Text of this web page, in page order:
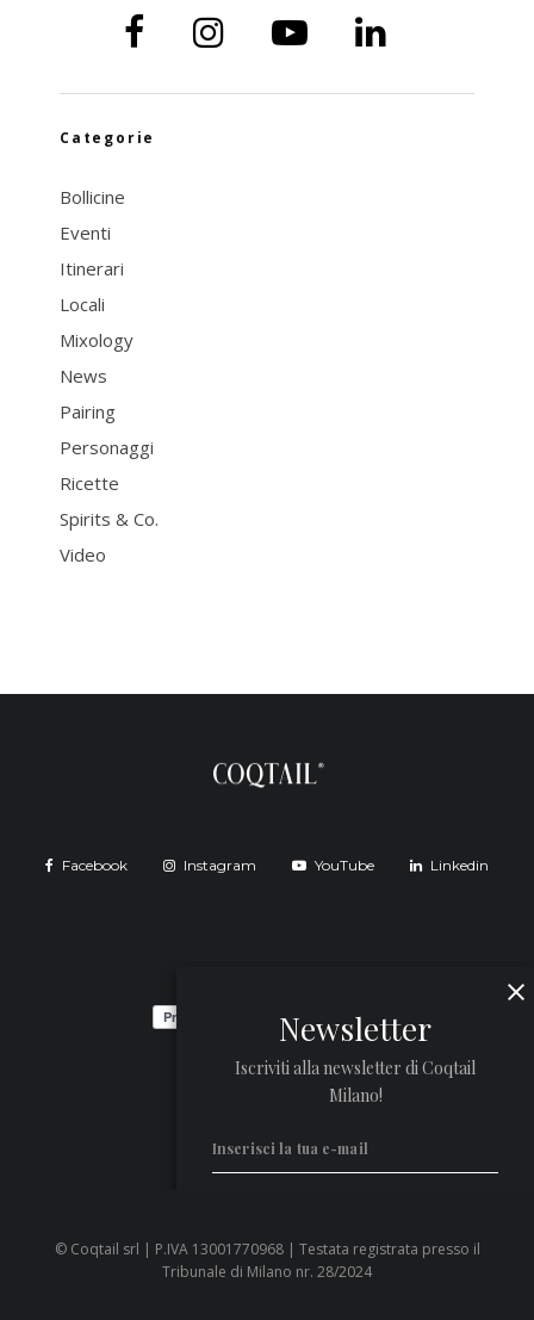
Categorie
Bollicine
Eventi
Itinerari
Locali
Mixology
News
Pairing
Personaggi
Ricette
Spirits & Co.
Video
Facebook Instagram YouTube Linkedin
Newsletter
Iscriviti alla newsletter di Coqtail
Milano!
Privacy Policy
© Coqtail srl | P.IVA 13001770968 | Testata registrata presso il
Tribunale di Milano nr. 28/2024